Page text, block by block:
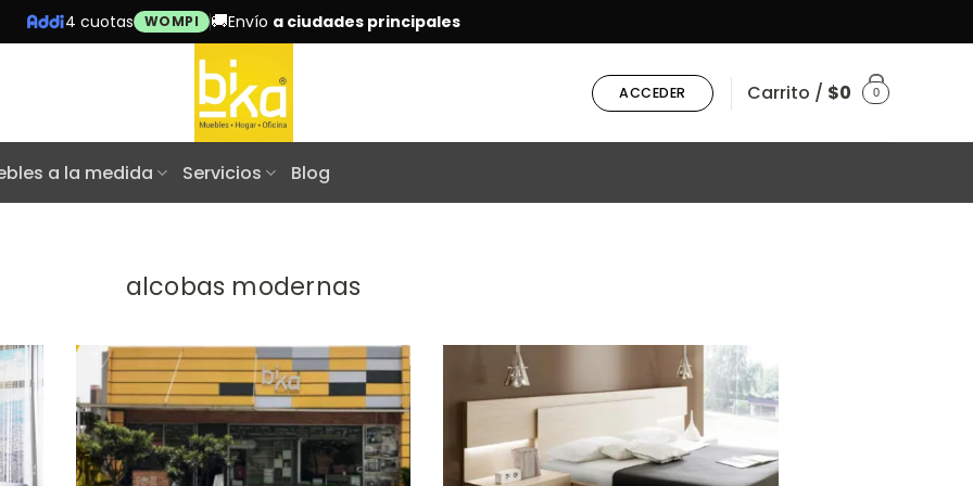
4 cuotas WOMPI 🚚Envío a ciudades principales
ACCEDER Carrito / $0 0
a la medida Servicios Blog
alcobas modernas